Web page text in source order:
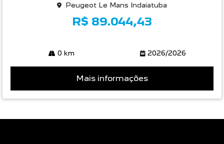
Peugeot Le Mans Indaiatuba
R$ 89.044,43
0 km 2026/2026
Mais informações